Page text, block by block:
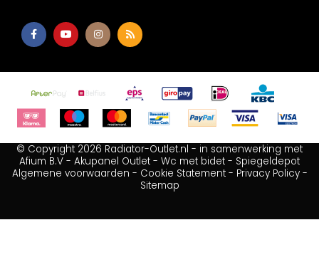
© Copyright 2026 Radiator-Outlet.nl - in samenwerking met
Afium B.V - Akupanel Outlet - Wc met bidet - Spiegeldepot
Algemene voorwaarden - Cookie Statement- Privacy Policy-
Sitemap